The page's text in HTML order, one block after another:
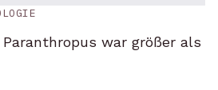
war größer als